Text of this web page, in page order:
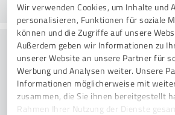
Wir verwenden Cookies, um Inhalte und
personalisieren, Funktionen für soziale
können und die Zugriffe auf unsere
Außerdem geben wir Informationen zu
unserer Website an unsere Partner für
Werbung und Analysen weiter. Unsere
Informationen möglicherweise mit
zusammen, die Sie ihnen bereitgestellt
Rahmen Ihrer Nutzung der Dienste
Danışmanlık